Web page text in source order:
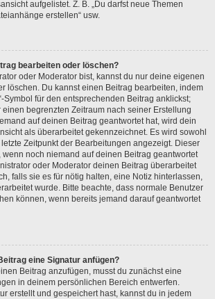
aufgelistet. Z. B. „Du darfst neue Themen
erstellen“ usw.
bearbeiten oder löschen?
oder Moderator bist, kannst du nur deine eigenen
löschen. Du kannst einen Beitrag bearbeiten, indem
Symbol für den entsprechenden Beitrag anklickst;
begrenzten Zeitraum nach seiner Erstellung
auf deinen Beitrag geantwortet hat, wird dein
als überarbeitet gekennzeichnet. Es wird sowohl
Zeitpunkt der Bearbeitungen angezeigt. Dieser
wenn noch niemand auf deinen Beitrag geantwortet
oder Moderator deinen Beitrag überarbeitet
falls sie es für nötig halten, eine Notiz hinterlassen,
wurde. Bitte beachte, dass normale Benutzer
können, wenn bereits jemand darauf geantwortet
eine Signatur anfügen?
Beitrag anzufügen, musst du zunächst eine
in deinem persönlichen Bereich entwerfen.
erstellt und gespeichert hast, kannst du in jedem